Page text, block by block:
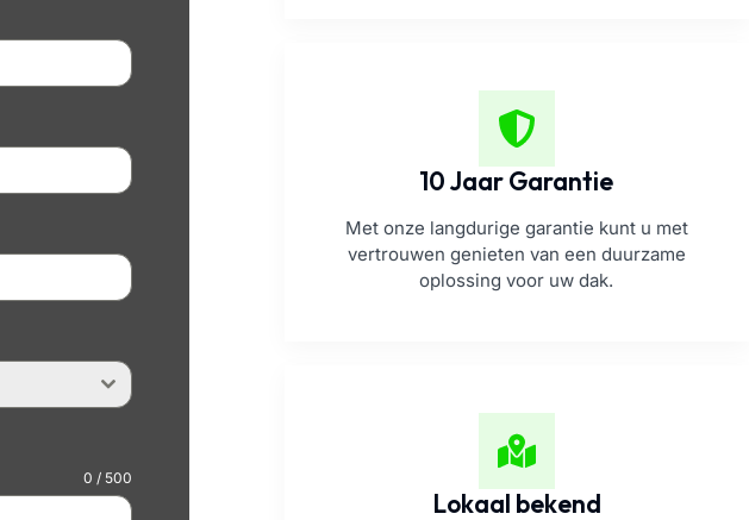
0 / 500
10 Jaar Garantie
Met onze langdurige garantie kunt u met
vertrouwen genieten van een duurzame
oplossing voor uw dak.
Lokaal bekend